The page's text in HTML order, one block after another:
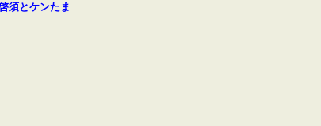
須とケンたま